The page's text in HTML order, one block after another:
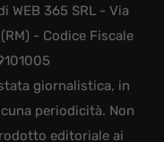
WEB 365 SRL - Via
- Codice Fiscale
giornalistica, in
periodicità. Non
editoriale ai